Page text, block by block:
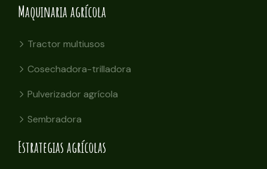
Maquinaria agrícola
Tractor multiusos
Cosechadora-trilladora
Pulverizador agrícola
Sembradora
Estrategias agrícolas